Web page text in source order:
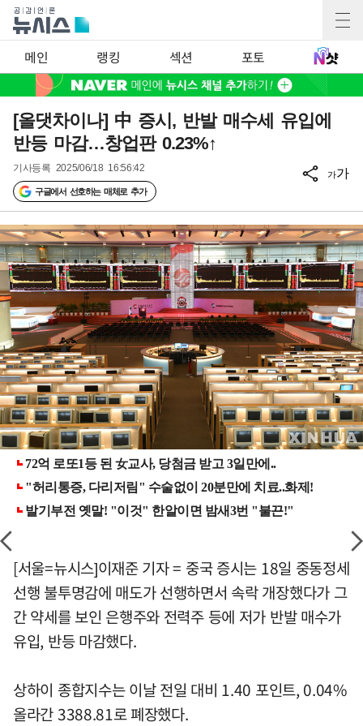
메인 랭킹 섹션 포토
[올댓차이나] 中 증시, 반발 매수세 유입에
반등 마감…창업판 0.23%↑
기사등록 2025/06/18 16:56:42
구글에서 선호하는 매체로 추가
가가
[서울=뉴시스]이재준 기자 = 중국 증시는 18일 중동정세
선행 불투명감에 매도가 선행하면서 속락 개장했다가 그
간 약세를 보인 은행주와 전력주 등에 저가 반발 매수가
유입, 반등 마감했다.
상하이 종합지수는 이날 전일 대비 1.40 포인트, 0.04%
올라간 3388.81로 폐장했다.